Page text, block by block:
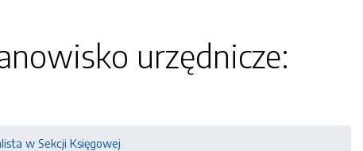
urzędnicze:
w Sekcji Księgowej